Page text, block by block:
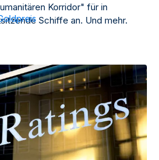
Korridor" für in
Schiffe an. Und mehr.